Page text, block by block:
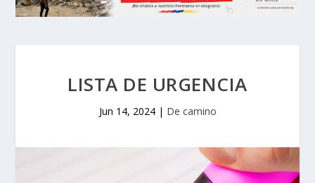
LISTA DE URGENCIA
Jun 14, 2024| De camino